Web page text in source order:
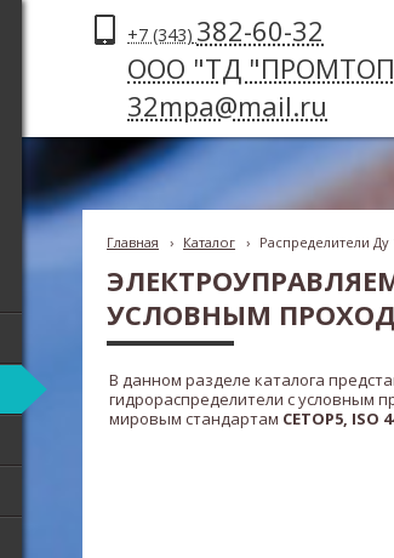
+7 (343) 382-60-32
ООО "ТД
32mpa@mail.ru
Главная › Каталог › Распределители Ду
УСЛОВНЫМ
В данном разделе каталога
гидрораспределители с условным
мировым стандартам CETOP5, ISO